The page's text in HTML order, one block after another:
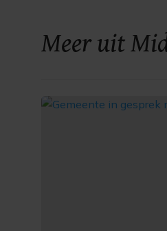
Meer uit